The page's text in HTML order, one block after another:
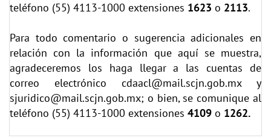
teléfono (55) 4113-1000 extensiones 1623 o 2113.
Para todo comentario o sugerencia adicionales en
relación con la información que aquí se muestra,
agradeceremos los haga llegar a las cuentas de
correo electrónico cdaacl@mail.scjn.gob.mxy
sjuridico@mail.scjn.gob.mx; o bien, se comunique al
teléfono (55) 4113-1000 extensiones 4109 o 1262.